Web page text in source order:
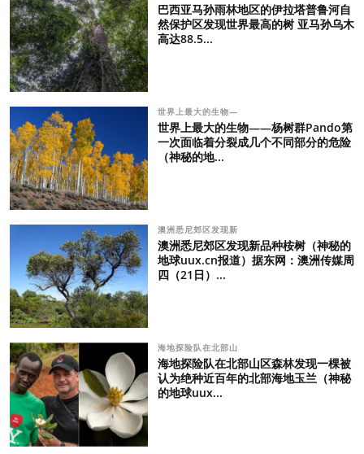
巴西亚马孙雨林地区的伊拉塔普鲁河自
然保护区发现世界最高的树 亚马孙乌木
高达88.5...
世界上最大的生物—
世界上最大的生物——杨树群Pando第
一次面临着分裂成几个不同部分的危险
（神秘的地...
澳洲悉尼郊区发现新
澳洲悉尼郊区发现新品种桉树（神秘的
地球uux.cn报道）据东网：澳洲传媒周
四（21日）...
海地探险队在北部山
海地探险队在北部山区森林发现一棵被
认为绝种近百年的北部海地玉兰（神秘
的地球uux...